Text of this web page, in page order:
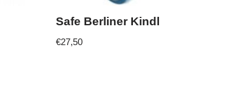
Safe Berliner Kindl
€27,50